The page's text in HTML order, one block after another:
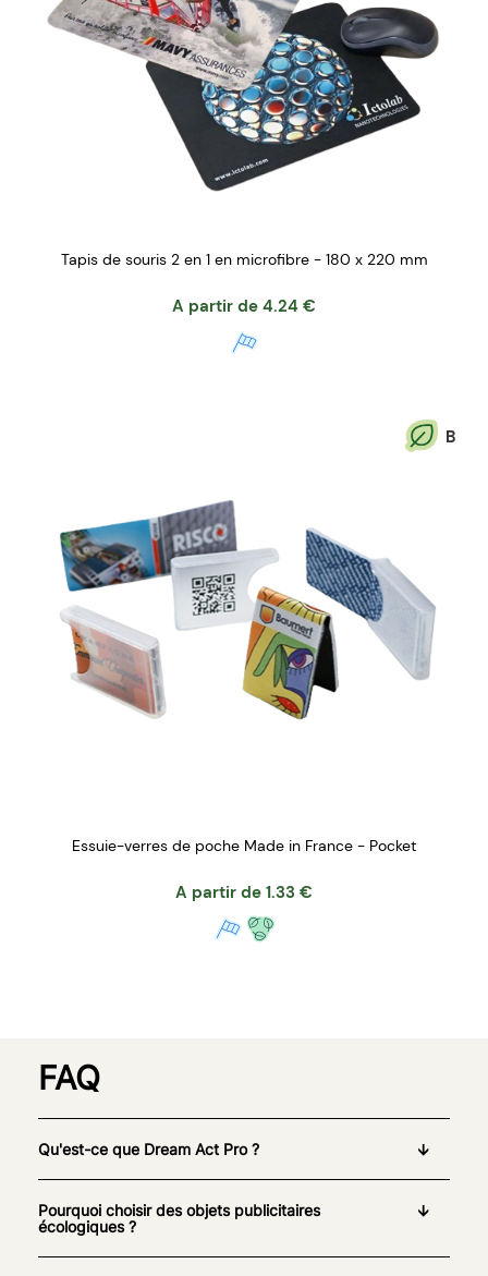
Tapis de souris 2 en 1 en microfibre - 180 x 220 mm
A partir de 4.24 €
B
Essuie-verres de poche Made in France - Pocket
A partir de 1.33 €
FAQ
Qu'est-ce que Dream Act Pro ?
Pourquoi choisir des objets publicitaires
écologiques ?